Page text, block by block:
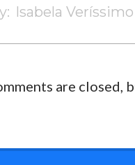
Isabela Veríssimo
are closed,